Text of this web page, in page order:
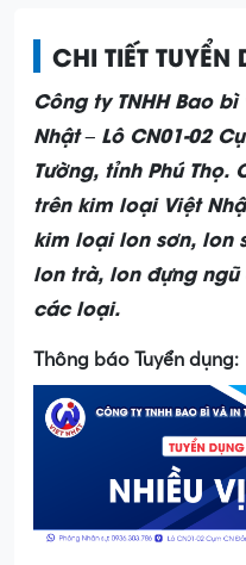
CHI TIẾT TUYỂN
Công ty TNHH Bao
Nhật – Lô CN01-02
Tường, tỉnh Phú Thọ.
trên kim loại Việt
kim loại lon sơn, lon
lon trà, lon đựng
các loại.
Thông báo Tuyển dụng: